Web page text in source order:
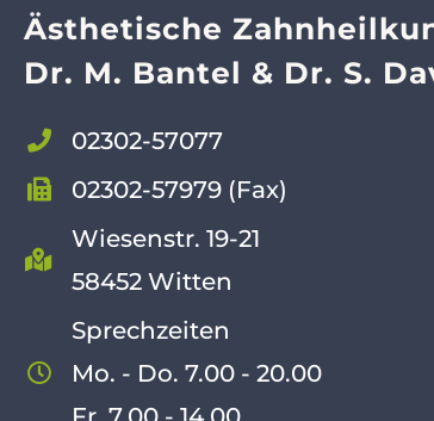
Ästhetische
Dr. M. Bantel & Dr. S.
02302-57077
02302-57979 (Fax)
Wiesenstr. 19-21
58452 Witten
Sprechzeiten
Mo. - Do. 7.00 - 20.00